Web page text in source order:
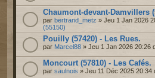
Chaumont-devant-Damvillers
par bertrand_metz » Jeu 1 Jan 2026
(55150)
Pouilly (57420) - Les Rues.
par Marcel88 » Jeu 1 Jan 2026 20:26
Moncourt (57810) - Les Cafés.
par saulnois » Jeu 11 Déc 2025 20:34